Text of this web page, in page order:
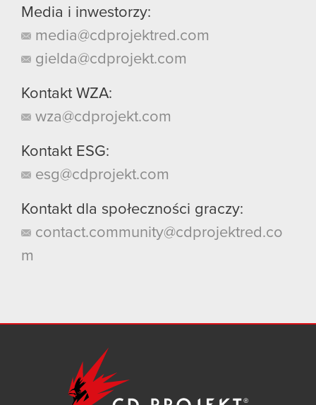
Media i inwestorzy:
media@cdprojektred.com
gielda@cdprojekt.com
Kontakt WZA:
wza@cdprojekt.com
Kontakt ESG:
esg@cdprojekt.com
Kontakt dla społeczności graczy:
contact.community@cdprojektred.co
m